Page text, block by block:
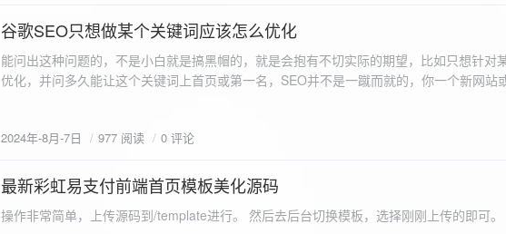
2024-8-7
谷歌SEO只想做某个关键词应该怎么优化
能问出这种问题的，不是小白就是搞黑帽的，就是会抱有不切实际的期望，比如只想针对
优化，并问多久能让这个关键词上首页或第一名，SEO并不是一蹴而就的，你一个新网站
2024年-8月-7日 977 阅读 0 评论
2024-6-23
最新彩虹易支付前端首页模板美化源码
操作非常简单，上传源码到/template进行。 然后去后台切换模板，选择刚刚上传的即可。